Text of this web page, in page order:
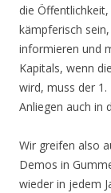
die
kämpferisch
informieren und
Kapitals, wenn
wird, muss der
Anliegen auch in
Wir greifen also
Demos in
wieder in jedem